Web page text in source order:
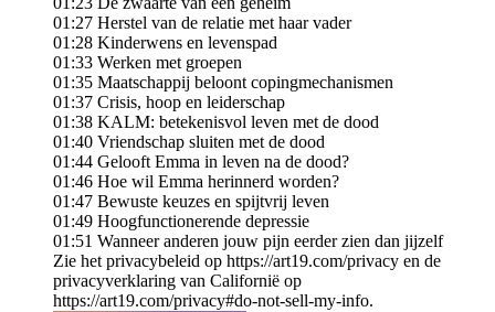
01:27 Herstel van de relatie met haar vader
01:28 Kinderwens en levenspad
01:33 Werken met groepen
01:35 Maatschappij beloont copingmechanismen
01:37 Crisis, hoop en leiderschap
01:38 KALM: betekenisvol leven met de dood
01:40 Vriendschap sluiten met de dood
01:44 Gelooft Emma in leven na de dood?
01:46 Hoe wil Emma herinnerd worden?
01:47 Bewuste keuzes en spijtvrij leven
01:49 Hoogfunctionerende depressie
01:51 Wanneer anderen jouw pijn eerder zien dan jijzelf
Zie het privacybeleid op https://art19.com/privacy en de
privacyverklaring van Californië op
https://art19.com/privacy#do-not-sell-my-info.